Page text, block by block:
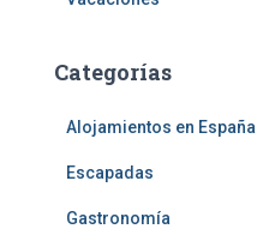
Categorías
Alojamientos en España
Escapadas
Gastronomía